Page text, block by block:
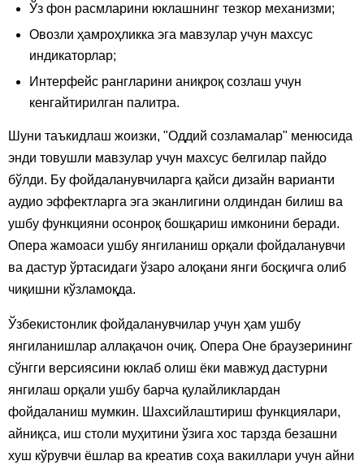
Ўз фон расмларини юклашнинг тезкор механизми;
Овозли ҳамроҳликка эга мавзулар учун махсус
индикаторлар;
Интерфейс рангларини аниқроқ созлаш учун
кенгайтирилган палитра.
Шуни таъкидлаш жоизки, "Оддий созламалар" менюсида
энди товушли мавзулар учун махсус белгилар пайдо
бўлди. Бу фойдаланувчиларга қайси дизайн варианти
аудио эффектларга эга эканлигини олдиндан билиш ва
ушбу функцияни осонроқ бошқариш имконини беради.
Опера жамоаси ушбу янгиланиш орқали фойдаланувчи
ва дастур ўртасидаги ўзаро алоқани янги босқичга олиб
чиқишни кўзламоқда.
Ўзбекистонлик фойдаланувчилар учун ҳам ушбу
янгиланишлар аллақачон очиқ. Опера Оне браузерининг
сўнгги версиясини юклаб олиш ёки мавжуд дастурни
янгилаш орқали ушбу барча қулайликлардан
фойдаланиш мумкин. Шахсийлаштириш функциялари,
айниқса, иш столи муҳитини ўзига хос тарзда безашни
хуш кўрувчи ёшлар ва креатив соҳа вакиллари учун айни